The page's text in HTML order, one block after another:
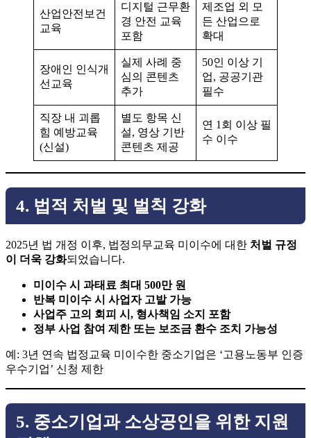
산업안전보건
교육
디지털 근무환
경 안전 교육
포함
제조업 외 모
든 산업으로
확대
장애인 인식개
선교육
실제 사례 중
심의 콘텐츠
추가
50인 이상 기
업, 공공기관
필수
직장 내 괴롭
힘 예방교육
(신설)
별도 항목 신
설, 영상 기반
콘텐츠 제공
연 1회 이상 필
수 이수
4. 법적 처벌 및 벌칙 강화
2025년 법 개정 이후, 법정의무교육 미이수에 대한 처벌 규정
이 더욱 강화되었습니다.
미이수 시 과태료 최대 500만 원
반복 미이수 시 사업자 고발 가능
사업주 고의 회피 시, 형사책임 소지 포함
정부 사업 참여 제한 또는 보조금 환수 조치 가능성
예: 3년 연속 법정교육 미이수한 중소기업은 ‘고용노동부 인증
우수기업’ 신청 제한
5. 중소기업과 소상공인을 위한 지원